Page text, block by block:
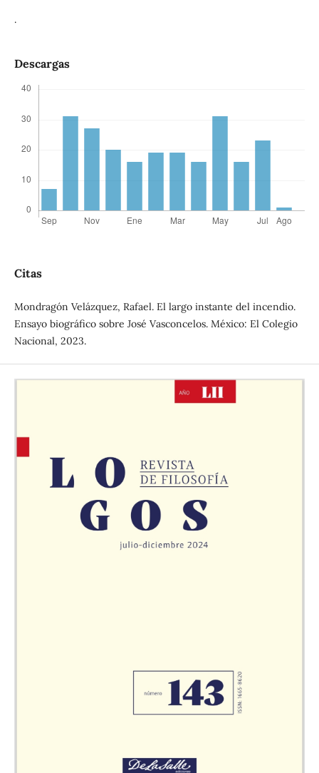
.
Descargas
Citas
Mondragón Velázquez, Rafael. El largo instante del incendio.
Ensayo biográfico sobre José Vasconcelos. México: El Colegio
Nacional, 2023.